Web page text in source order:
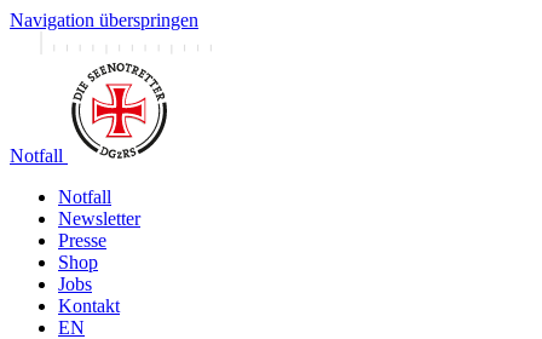
Navigation überspringen
Notfall
Notfall
Newsletter
Presse
Shop
Jobs
Kontakt
EN